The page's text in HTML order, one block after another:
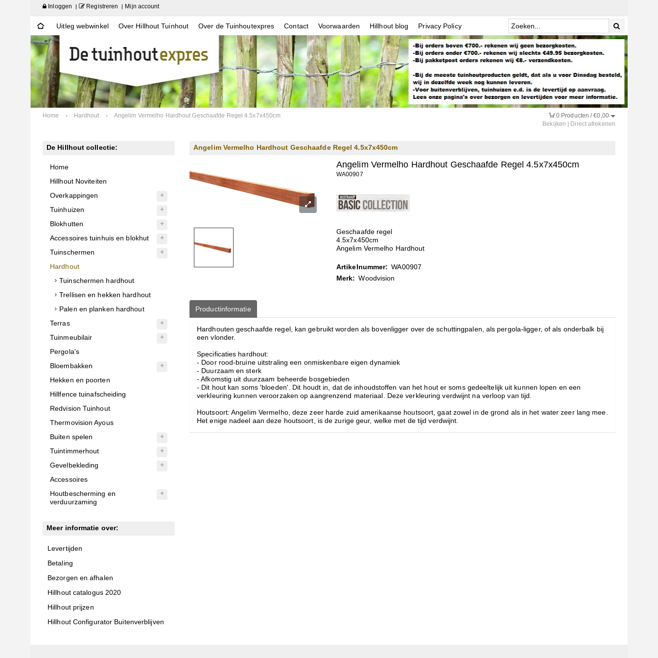
Inloggen Registreren Mijn account
Uitleg webwinkel Over Hillhout Tuinhout Over de Tuinhoutexpres Contact Voorwaarden Hillhout blog Privacy Policy
Home › Hardhout › Angelim Vermelho Hardhout Geschaafde Regel 4.5x7x450cm 0 Producten /€0,00
Bekijken
Direct afrekenen
De Hillhout collectie:
Home
Hillhout Noviteiten
Overkappingen
Tuinhuizen
Blokhutten
Accessoires tuinhuis en blokhut
Tuinschermen
Hardhout
Tuinschermen hardhout
Trellisen en hekken hardhout
Palen en planken hardhout
Terras
Tuinmeubilair
Pergola's
Bloembakken
Hekken en poorten
Hillfence tuinafscheiding
Redvision Tuinhout
Thermovision Ayous
Buiten spelen
Tuintimmerhout
Gevelbekleding
Accessoires
Houtbescherming en
verduurzaming
Meer informatie over:
Levertijden
Betaling
Bezorgen en afhalen
Hillhout catalogus 2020
Hillhout prijzen
Hillhout Configurator Buitenverblijven
Angelim Vermelho Hardhout Geschaafde Regel 4.5x7x450cm
Angelim Vermelho Hardhout Geschaafde Regel 4.5x7x450cm
WA00907
Geschaafde regel
4.5x7x450cm
Angelim Vermelho Hardhout
Artikelnummer: WA00907
Merk: Woodvision
Productinformatie
Hardhouten geschaafde regel, kan gebruikt worden als bovenligger over de schuttingpalen, als pergola-ligger, of als onderbalk bij
een vlonder.
Specificaties hardhout:
- Door rood-bruine uitstraling een onmiskenbare eigen dynamiek
- Duurzaam en sterk
- Afkomstig uit duurzaam beheerde bosgebieden
- Dit hout kan soms 'bloeden'. Dit houdt in, dat de inhoudstoffen van het hout er soms gedeeltelijk uit kunnen lopen en een
verkleuring kunnen veroorzaken op aangrenzend materiaal. Deze verkleuring verdwijnt na verloop van tijd.
Houtsoort: Angelim Vermelho, deze zeer harde zuid amerikaanse houtsoort, gaat zowel in de grond als in het water zeer lang mee.
Het enige nadeel aan deze houtsoort, is de zurige geur, welke met de tijd verdwijnt.